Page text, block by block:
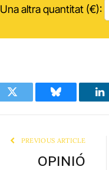
Una altra quantitat (€):
Twitter Bluesky
PREVIOUS ARTICLE
OPINIÓ